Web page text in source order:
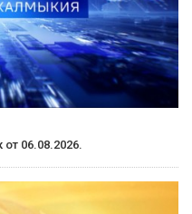
06.08.2026.